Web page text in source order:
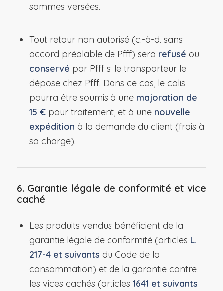
sommes versées.
Tout retour non autorisé (c.-à-d. sans
accord préalable de Pfff) sera refusé ou
conservé par Pfff si le transporteur le
dépose chez Pfff. Dans ce cas, le colis
pourra être soumis à une majoration de
15 €pour traitement, et à une nouvelle
expédition à la demande du client (frais à
sa charge).
6. Garantie légale de conformité et vice
caché
Les produits vendus bénéficient de la
garantie légale de conformité (articles L.
217-4 et suivants du Code de la
consommation) et de la garantie contre
les vices cachés (articles 1641 et suivants